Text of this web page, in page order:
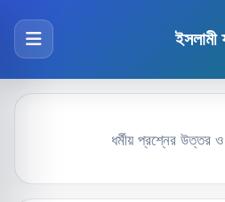
ধর্মীয় প্রশ্নের উত্তর